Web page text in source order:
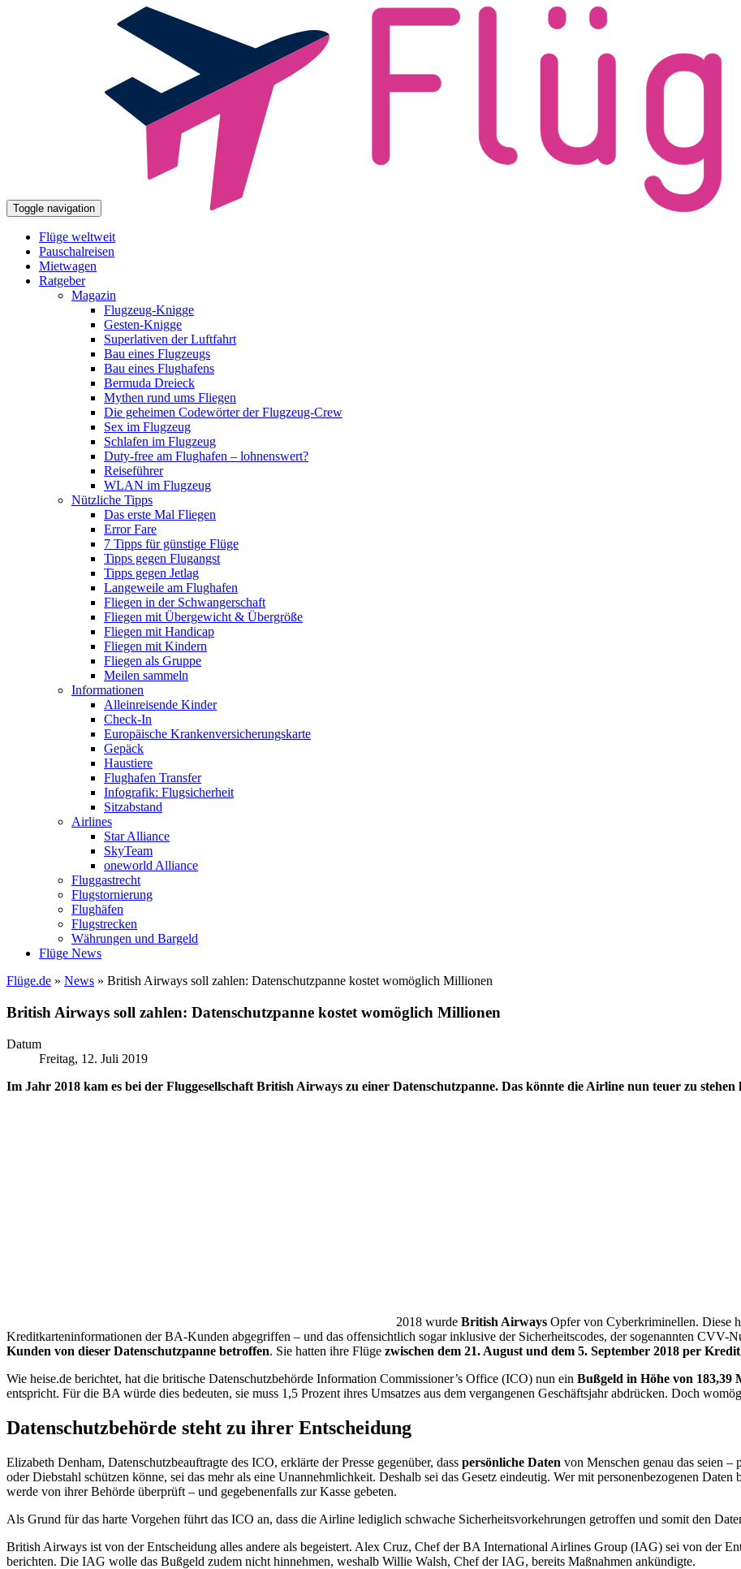
Toggle navigation
Flüge weltweit
Pauschalreisen
Mietwagen
Ratgeber
Magazin
Flugzeug-Knigge
Gesten-Knigge
Superlativen der Luftfahrt
Bau eines Flugzeugs
Bau eines Flughafens
Bermuda Dreieck
Mythen rund ums Fliegen
Die geheimen Codewörter der Flugzeug-Crew
Sex im Flugzeug
Schlafen im Flugzeug
Duty-free am Flughafen – lohnenswert?
Reiseführer
WLAN im Flugzeug
Nützliche Tipps
Das erste Mal Fliegen
Error Fare
7 Tipps für günstige Flüge
Tipps gegen Flugangst
Tipps gegen Jetlag
Langeweile am Flughafen
Fliegen in der Schwangerschaft
Fliegen mit Übergewicht & Übergröße
Fliegen mit Handicap
Fliegen mit Kindern
Fliegen als Gruppe
Meilen sammeln
Informationen
Alleinreisende Kinder
Check-In
Europäische Krankenversicherungskarte
Gepäck
Haustiere
Flughafen Transfer
Infografik: Flugsicherheit
Sitzabstand
Airlines
Star Alliance
SkyTeam
oneworld Alliance
Fluggastrecht
Flugstornierung
Flughäfen
Flugstrecken
Währungen und Bargeld
Flüge News
Flüge.de » News » British Airways soll zahlen: Datenschutzpanne kostet womöglich Millionen
British Airways soll zahlen: Datenschutzpanne kostet womöglich Millionen
Datum
Freitag, 12. Juli 2019
Im Jahr 2018 kam es bei der Fluggesellschaft British Airways zu einer Datenschutzpanne. Das könnte die Airline nun teuer zu
2018 wurde British Airways Opfer von Cyberkriminellen. Diese
Kreditkarteninformationen der BA-Kunden abgegriffen – und das offensichtlich sogar inklusive der Sicherheitscodes, der sogenannten CVV-
Kunden von dieser Datenschutzpanne betroffen. Sie hatten ihre Flüge zwischen dem 21. August und dem 5. September 2018 per
Wie heise.de berichtet, hat die britische Datenschutzbehörde Information Commissioner’s Office (ICO) nun ein Bußgeld in Höhe von 183,39
entspricht. Für die BA würde dies bedeuten, sie muss 1,5 Prozent ihres Umsatzes aus dem vergangenen Geschäftsjahr abdrücken. Doch
Datenschutzbehörde steht zu ihrer Entscheidung
Elizabeth Denham, Datenschutzbeauftragte des ICO, erklärte der Presse gegenüber, dass persönliche Daten von Menschen genau das seien –
oder Diebstahl schützen könne, sei das mehr als eine Unannehmlichkeit. Deshalb sei das Gesetz eindeutig. Wer mit personenbezogenen
werde von ihrer Behörde überprüft – und gegebenenfalls zur Kasse gebeten.
Als Grund für das harte Vorgehen führt das ICO an, dass die Airline lediglich schwache Sicherheitsvorkehrungen getroffen und somit den
British Airways ist von der Entscheidung alles andere als begeistert. Alex Cruz, Chef der BA International Airlines Group (IAG) sei von der
berichten. Die IAG wolle das Bußgeld zudem nicht hinnehmen, weshalb Willie Walsh, Chef der IAG, bereits Maßnahmen ankündigte.